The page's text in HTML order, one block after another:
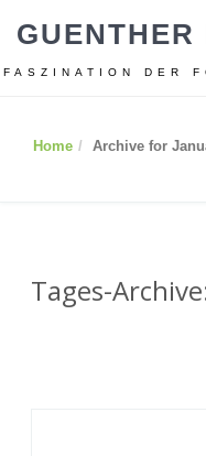
GUENTHER
FASZINATION DER
Home Archive for
Tages-